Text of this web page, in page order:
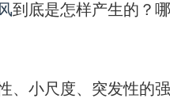
到底是怎样产生的？
小尺度、突发性的强